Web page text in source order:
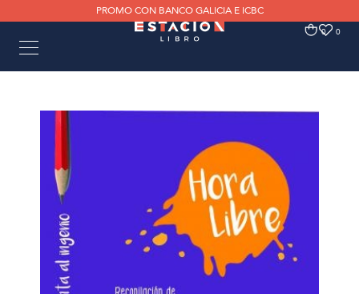
PROMO CON BANCO GALICIA E ICBC
0 0